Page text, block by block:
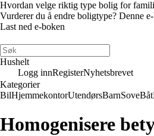
Hvordan velge riktig type bolig for
Vurderer du å endre boligtype? Denne
Last ned e-boken
Hushelt
Logg innRegisterNyhetsbrevet
Kategorier
BilHjemmekontorUtendørsBarnSoveBåt
Homogenisere